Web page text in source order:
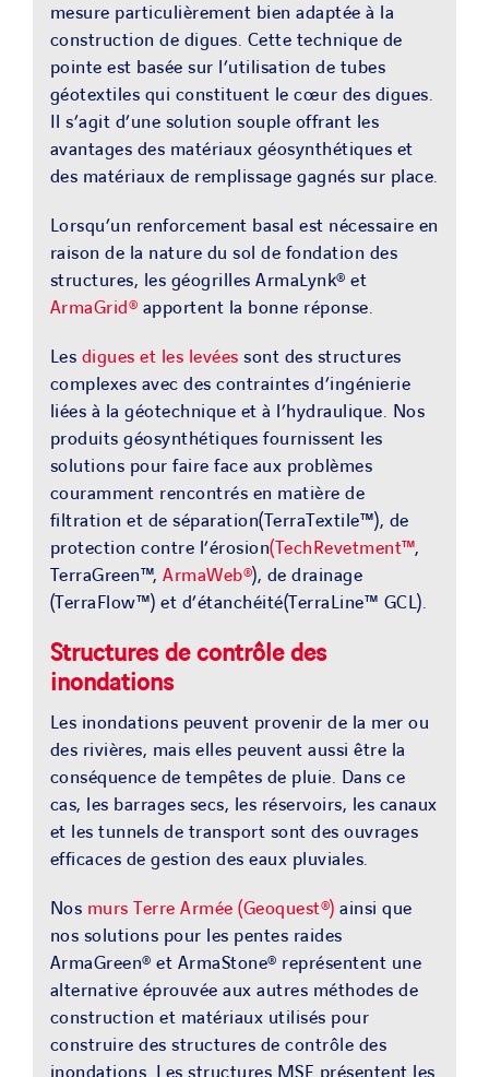
mesure particulièrement bien adaptée à la
construction de digues. Cette technique de
pointe est basée sur l’utilisation de tubes
géotextiles qui constituent le cœur des digues.
Il s’agit d’une solution souple offrant les
avantages des matériaux géosynthétiques et
des matériaux de remplissage gagnés sur place.
Lorsqu’un renforcement basal est nécessaire en
raison de la nature du sol de fondation des
structures, les géogrilles ArmaLynk® et
ArmaGrid® apportent la bonne réponse.
Les digues et les levées sont des structures
complexes avec des contraintes d’ingénierie
liées à la géotechnique et à l’hydraulique. Nos
produits géosynthétiques fournissent les
solutions pour faire face aux problèmes
couramment rencontrés en matière de
filtration et de séparation(TerraTextile™), de
protection contre l’érosion(TechRevetment™,
TerraGreen™, ArmaWeb®), de drainage
(TerraFlow™) et d’étanchéité(TerraLine™ GCL).
Structures de contrôle des
inondations
Les inondations peuvent provenir de la mer ou
des rivières, mais elles peuvent aussi être la
conséquence de tempêtes de pluie. Dans ce
cas, les barrages secs, les réservoirs, les canaux
et les tunnels de transport sont des ouvrages
efficaces de gestion des eaux pluviales.
Nos murs Terre Armée (Geoquest®) ainsi que
nos solutions pour les pentes raides
ArmaGreen® et ArmaStone® représentent une
alternative éprouvée aux autres méthodes de
construction et matériaux utilisés pour
construire des structures de contrôle des